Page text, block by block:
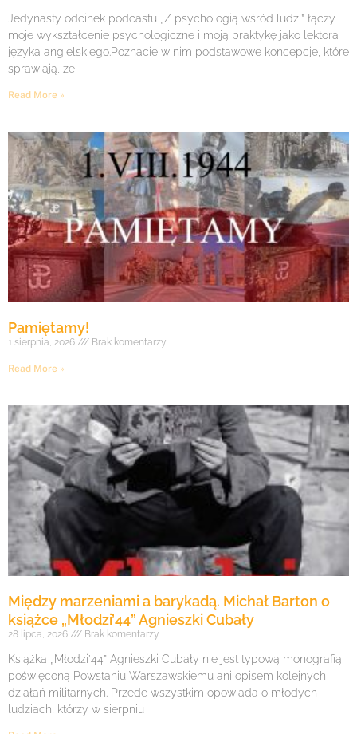
Jedynasty odcinek podcastu „Z psychologią wśród ludzi” łączy
moje wykształcenie psychologiczne i moją praktykę jako lektora
języka angielskiego.Poznacie w nim podstawowe koncepcje, które
sprawiają, że
Read More »
Pamiętamy!
1 sierpnia, 2026 Brak komentarzy
Read More »
Między marzeniami a barykadą. Michał Barton o
książce „Młodzi’44” Agnieszki Cubały
28 lipca, 2026 Brak komentarzy
Książka „Młodzi’44” Agnieszki Cubały nie jest typową monografią
poświęconą Powstaniu Warszawskiemu ani opisem kolejnych
działań militarnych. Przede wszystkim opowiada o młodych
ludziach, którzy w sierpniu